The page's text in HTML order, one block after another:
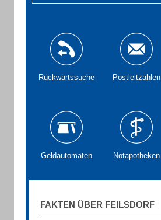
Rückwärtssuche Postleitzahlen
Geldautomaten Notapotheken
FAKTEN ÜBER FEILSDORF